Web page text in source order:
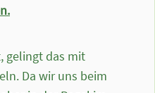
gelingt das mit
Da wir uns beim